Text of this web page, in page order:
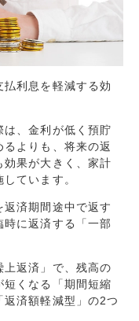
利息を軽減する効
、金利が低く預貯
よりも、将来の返
果が大きく、家計
ています。
済期間途中で返す
時に返済する「一部
返済」で、残高の
くなる「期間短縮
済額軽減型」の2つ